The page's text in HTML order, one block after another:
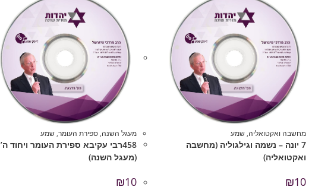
מחשבה ואקטואליה, שמע
7 יונה – נשמה וגילגוליה (מחשבה
ואקטואליה)
₪10
מעגל השנה, ספירת העומר, שמע
458רבי עקיבא ספירת העומר ויחוד ה’
(מעגל השנה)
₪10